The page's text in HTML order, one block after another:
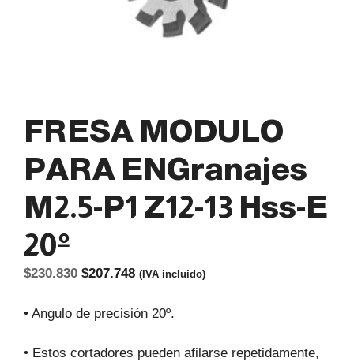
FRESA MODULO
PARA ENGranajes
M2.5-P1 Z12-13 Hss-E
20º
$230.830 El
original
$230.830.
$207.748El
actual
$207.748.
(IVA incluido)
• Angulo de precisión 20º.
• Estos cortadores pueden afilarse repetidamente,